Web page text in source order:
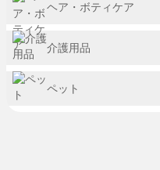
ヘア・ボティケア
介護用品
ペット